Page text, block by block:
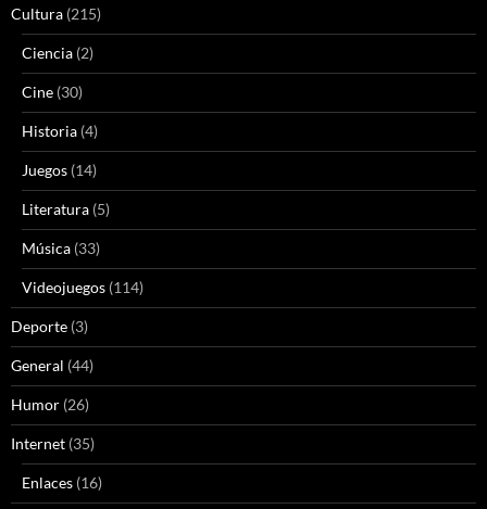
Cultura (215)
Ciencia (2)
Cine (30)
Historia (4)
Juegos (14)
Literatura (5)
Música (33)
Videojuegos (114)
Deporte (3)
General (44)
Humor (26)
Internet (35)
Enlaces (16)